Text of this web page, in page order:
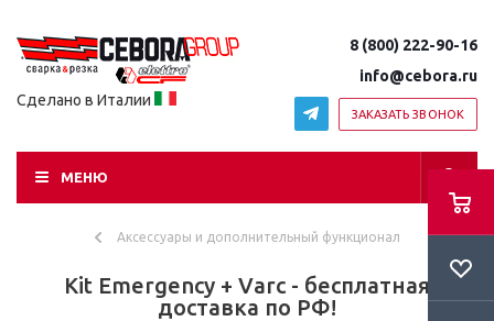
Сделано в Италии
8 (800) 222-90-16
info@cebora.ru
ЗАКАЗАТЬ ЗВОНОК
МЕНЮ
Аксессуары и дополнительный функционал
Kit Emergency + Varc - бесплатная
доставка по РФ!